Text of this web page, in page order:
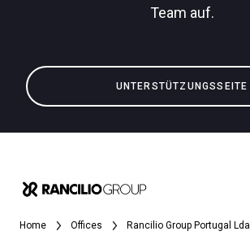
Team auf.
UNTERSTÜTZUNGSSEITE
Home Offices Rancilio Group Portugal Lda
Produkte
Nachrichten
Connect